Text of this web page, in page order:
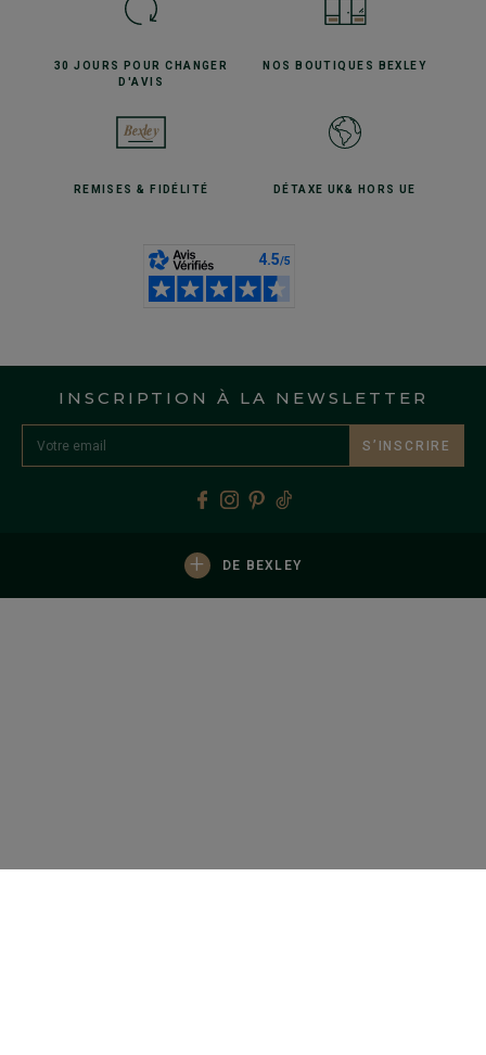
30 JOURS POURCHANGER
D'AVIS
NOS BOUTIQUES BEXLEY
REMISES& FIDÉLITÉ DÉTAXE UK& HORS UE
INSCRIPTION À LA NEWSLETTER
S’INSCRIRE
+ DE BEXLEY